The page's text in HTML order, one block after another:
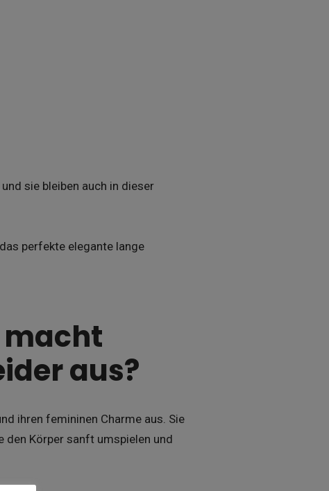
sie bleiben auch in dieser
perfekte elegante lange
macht
aus?
ihren femininen Charme aus. Sie
Körper sanft umspielen und